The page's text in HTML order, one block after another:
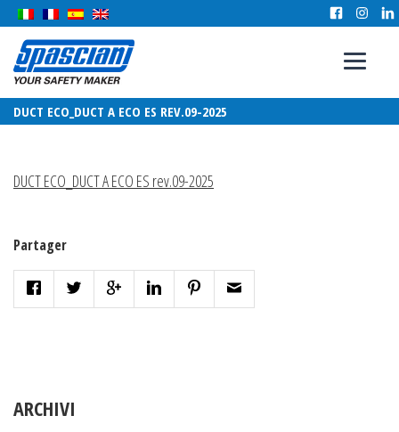
DUCT ECO_DUCT A ECO ES REV.09-2025
DUCT ECO_DUCT A ECO ES rev.09-2025
Partager
ARCHIVI